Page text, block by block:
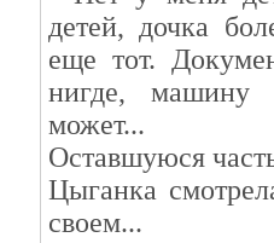
детей, дочка
еще тот.
нигде, машину
может...
Оставшуюся
Цыганка
своем...